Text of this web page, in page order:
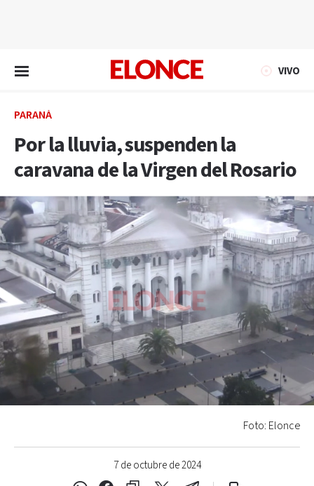
VIVO
PARANÁ
Por la lluvia, suspenden la
caravana de la Virgen del Rosario
7 de octubre de 2024
Foto: Elonce